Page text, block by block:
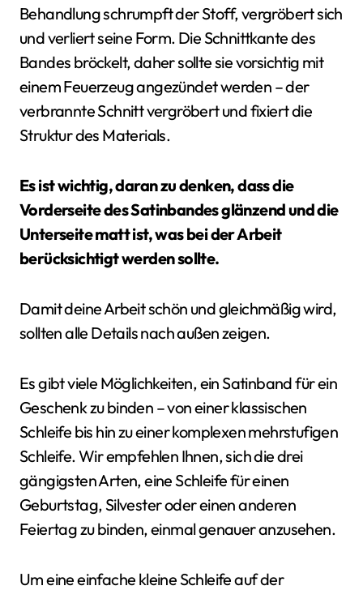
Behandlung schrumpft der Stoff, vergröbert sich
und verliert seine Form. Die Schnittkante des
Bandes bröckelt, daher sollte sie vorsichtig mit
einem Feuerzeug angezündet werden – der
verbrannte Schnitt vergröbert und fixiert die
Struktur des Materials.
Es ist wichtig, daran zu denken, dass die
Vorderseite des Satinbandes glänzend und die
Unterseite matt ist, was bei der Arbeit
berücksichtigt werden sollte.
Damit deine Arbeit schön und gleichmäßig wird,
sollten alle Details nach außen zeigen.
Es gibt viele Möglichkeiten, ein Satinband für ein
Geschenk zu binden – von einer klassischen
Schleife bis hin zu einer komplexen mehrstufigen
Schleife. Wir empfehlen Ihnen, sich die drei
gängigsten Arten, eine Schleife für einen
Geburtstag, Silvester oder einen anderen
Feiertag zu binden, einmal genauer anzusehen.
Um eine einfache kleine Schleife auf der